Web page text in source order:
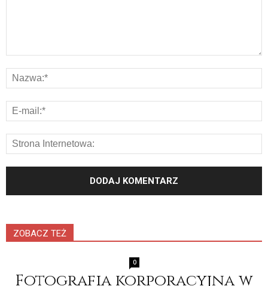
ZOBACZ TEŻ
0
Fotografia korporacyjna w